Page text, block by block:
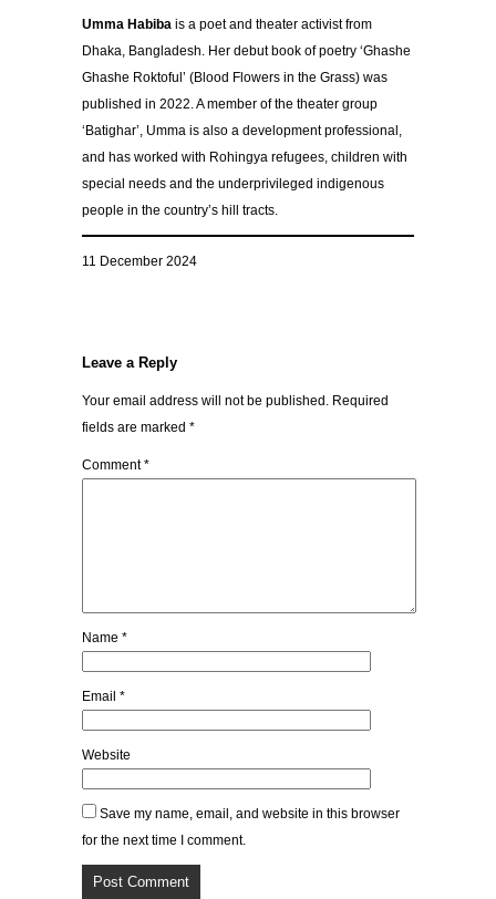
Umma Habiba is a poet and theater activist from
Dhaka, Bangladesh. Her debut book of poetry ‘Ghashe
Ghashe Roktoful’ (Blood Flowers in the Grass) was
published in 2022. A member of the theater group
‘Batighar’, Umma is also a development professional,
and has worked with Rohingya refugees, children with
special needs and the underprivileged indigenous
people in the country’s hill tracts.
11 December 2024
Leave a Reply
Your email address will not be published. Required
fields are marked *
Comment*
Name *
Email *
Website
Save my name, email, and website in this browser
for the next time I comment.